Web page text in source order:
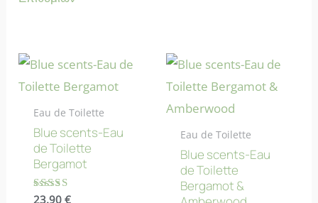
Eau de Toilette
Blue scents-Eau
de Toilette
Bergamot
Βαθμολογήθηκε
23.90 €
Eau de Toilette
Blue scents-Eau
de Toilette
Bergamot &